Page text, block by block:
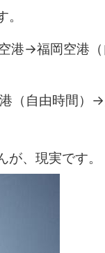
港→福岡空港（
（自由時間）→
、現実です。